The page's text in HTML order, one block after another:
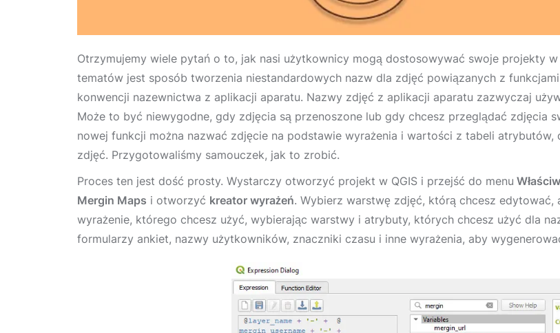
Otrzymujemy wiele pytań o to, jak nasi użytkownicy mogą dostosowywać swoje projekty
tematów jest sposób tworzenia niestandardowych nazw dla zdjęć powiązanych z
konwencji nazewnictwa z aplikacji aparatu. Nazwy zdjęć z aplikacji aparatu zazwyczaj
Może to być niewygodne, gdy zdjęcia są przenoszone lub gdy chcesz przeglądać zdjęcia
nowej funkcji można nazwać zdjęcie na podstawie wyrażenia i wartości z tabeli
zdjęć. Przygotowaliśmy samouczek, jak to zrobić.
Proces ten jest dość prosty. Wystarczy otworzyć projekt w QGIS i przejść do menu
Mergin Maps i otworzyć kreator wyrażeń. Wybierz warstwę zdjęć, którą chcesz
wyrażenie, którego chcesz użyć, wybierając warstwy i atrybuty, których chcesz użyć dla
formularzy ankiet, nazwy użytkowników, znaczniki czasu i inne wyrażenia, aby